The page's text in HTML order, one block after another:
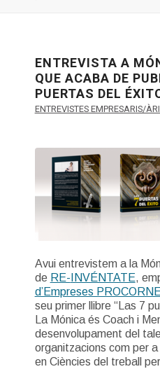
ENTREVISTA A
QUE ACABA DE
PUERTAS DEL
ENTREVISTES EMPRESARIS/
Avui entrevistem a la
de RE- INVÉNTATE,
d’Empreses
seu primer llibre “Las 7
La Mónica és Coach i
desenvolupament del
organitzacions com per
en Ciències del treball